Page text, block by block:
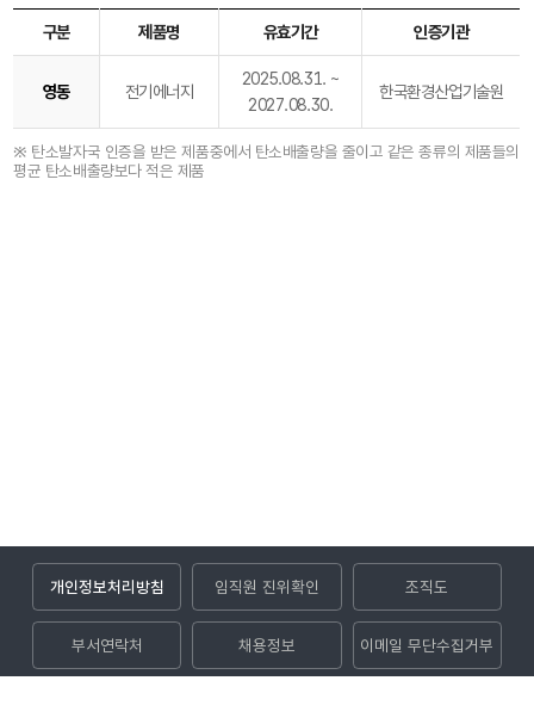
구분 제품명 유효기간 인증기관
영동 전기에너지
2025.08.31. ~
2027.08.30.
한국환경산업기술원
※ 탄소발자국 인증을 받은 제품중에서 탄소배출량을 줄이고 같은 종류의 제품들의
평균 탄소배출량보다 적은 제품
개인정보처리방침 임직원 진위확인 조직도
부서연락처 채용정보 이메일 무단수집거부